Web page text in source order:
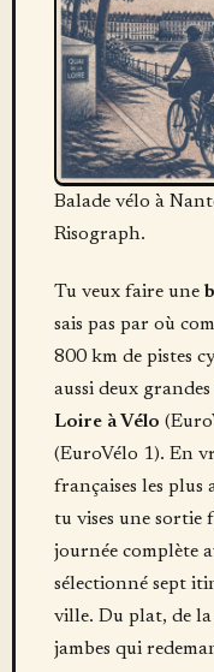
Balade vélo à
Risograph.
Tu veux faire une
sais pas par où
800 km de pistes
aussi deux
Loire à Vélo
(EuroVélo 1). En
françaises les plus
tu vises une sortie
journée complète
sélectionné sept
ville. Du plat, de
jambes qui